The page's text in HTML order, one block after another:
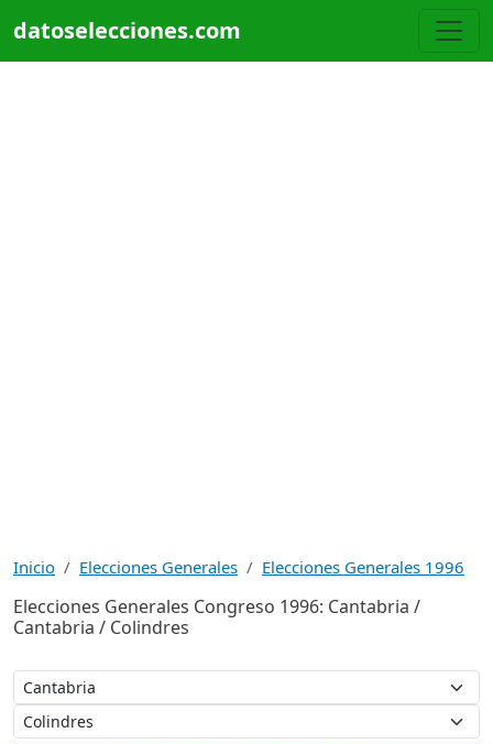
datoselecciones.com
Inicio Elecciones Generales Elecciones Generales 1996
Elecciones Generales Congreso 1996: Cantabria /
Cantabria / Colindres